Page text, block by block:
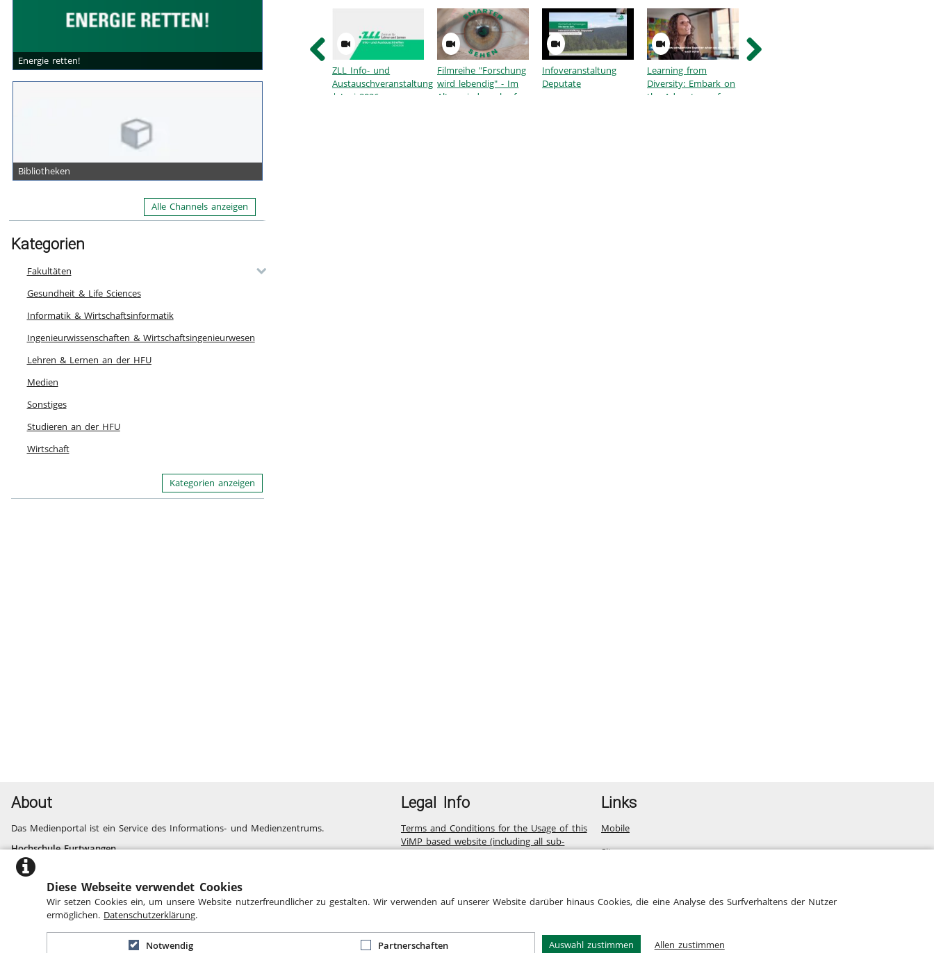
Diese Webseite verwendet Cookies
Wir setzen Cookies ein, um unsere Website nutzerfreundlicher zu gestalten. Wir verwenden auf unserer Website darüber hinaus Cookies, die eine Analyse des Surfverhaltens der Nutzer
ermöglichen. Datenschutzerklärung.
Notwendig Partnerschaften Auswahl zustimmen Allen zustimmen
Energie retten!
Bibliotheken
Alle Channels anzeigen
Kategorien
Fakultäten
Gesundheit & Life Sciences
Informatik & Wirtschaftsinformatik
Ingenieurwissenschaften & Wirtschaftsingenieurwesen
Lehren & Lernen an der HFU
Medien
Sonstiges
Studieren an der HFU
Wirtschaft
Kategorien anzeigen
Wir geben Einblicke in das Projekt The Bländed Learning, für das unsere Hochschule die Geschäftsstelle
übernommen hat.
Zum Abschluss würdigen wir die Gewinner:innen des Lehrpreises und ihr besonderes Engagement in der
Lehre.ZLL Info- und
Austauschveranstaltung
| Juni 2026
Filmreihe "Forschung
wird lebendig" - Im
Alter wieder scharf
Infoveranstaltung
Deputate
Learning from
Diversity: Embark on
the Adventure of a
About
Das Medienportal ist ein Service des Informations- und Medienzentrums.
Hochschule Furtwangen
Informatik, Technik, Wirtschaft, Medien, Gesundheit
Fragen und Probleme
Website des Informations- und Medienzentrums
Barrierefreiheit
Legal Info
Terms and Conditions for the Usage of this
ViMP based website (including all sub-
Links
Mobile
Sitemap